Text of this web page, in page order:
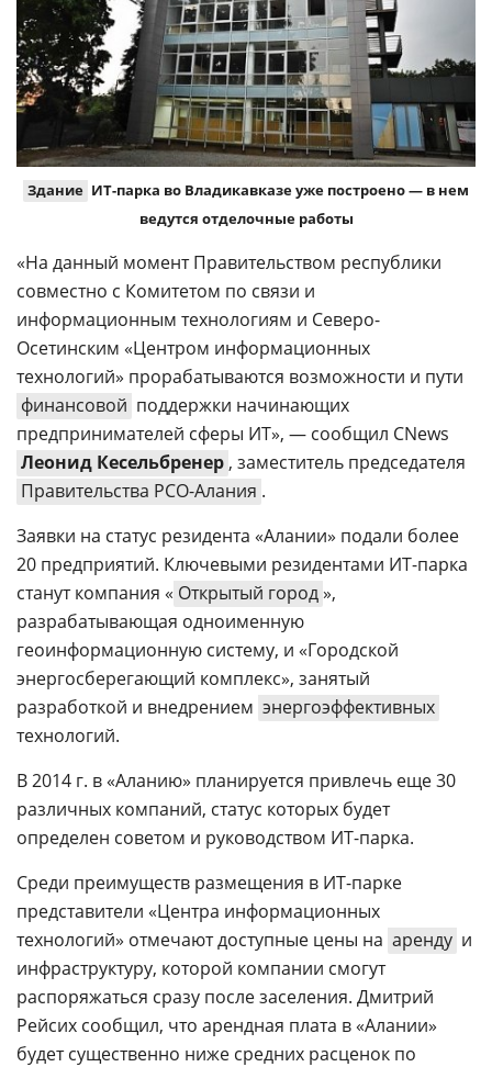
Здание ИТ-парка во Владикавказе уже построено — в нем
ведутся отделочные работы
«На данный момент Правительством республики
совместно с Комитетом по связи и
информационным технологиям и Северо-
Осетинским «Центром информационных
технологий» прорабатываются возможности и пути
финансовой поддержки начинающих
предпринимателей сферы ИТ», — сообщил CNews
Леонид Кесельбренер , заместитель председателя
Правительства РСО-Алания .
Заявки на статус резидента «Алании» подали более
20 предприятий. Ключевыми резидентами ИТ-парка
станут компания « Открытый город»,
разрабатывающая одноименную
геоинформационную систему, и «Городской
энергосберегающий комплекс», занятый
разработкой и внедрением энергоэффективных
технологий.
В 2014 г. в «Аланию» планируется привлечь еще 30
различных компаний, статус которых будет
определен советом и руководством ИТ-парка.
Среди преимуществ размещения в ИТ-парке
представители «Центра информационных
технологий» отмечают доступные цены на аренду и
инфраструктуру, которой компании смогут
распоряжаться сразу после заселения. Дмитрий
Рейсих сообщил, что арендная плата в «Алании»
будет существенно ниже средних расценок по